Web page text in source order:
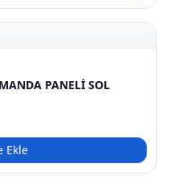
PANELİ SOL
Ekle